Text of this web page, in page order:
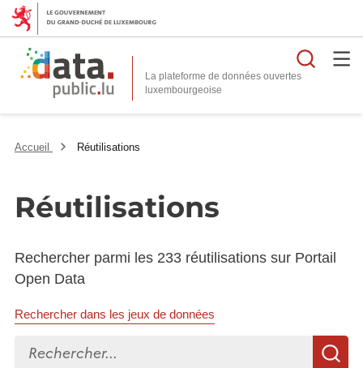
La plateforme de données ouvertes
Accueil Réutilisations
Réutilisations
Rechercher parmi les 233 réutilisations sur Portail
Open Data
Rechercher dans les jeux de données
Rechercher...